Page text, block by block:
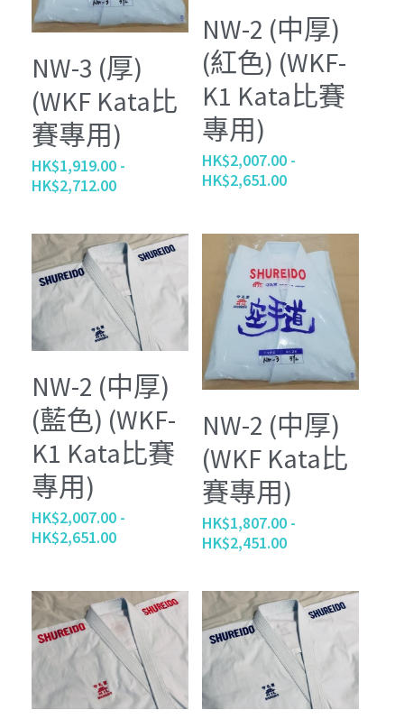
NW-3 (厚)
(WKF Kata比
賽專用)
HK$1,919.00 -
HK$2,712.00
NW-2 (中厚)
(紅色) (WKF-
K1 Kata比賽
專用)
HK$2,007.00 -
HK$2,651.00
NW-2 (中厚)
(藍色) (WKF-
K1 Kata比賽
專用)
HK$2,007.00 -
HK$2,651.00
NW-2 (中厚)
(WKF Kata比
賽專用)
HK$1,807.00 -
HK$2,451.00